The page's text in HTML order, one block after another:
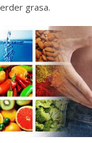
grasa.